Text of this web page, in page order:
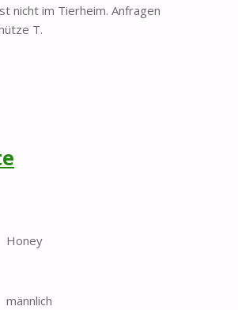
nicht im Tierheim. Anfragen
T.
Honey
männlich